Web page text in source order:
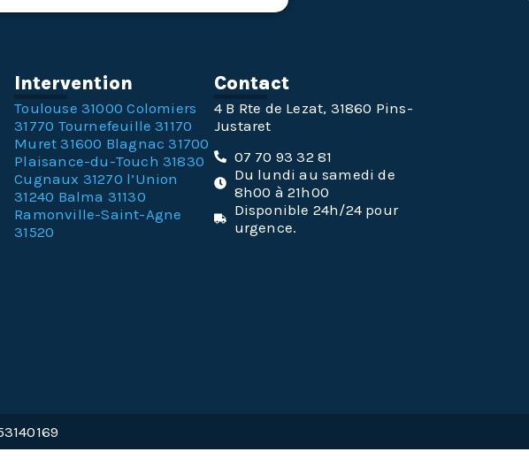
Intervention
Toulouse 31000 Colomiers
31770 Tournefeuille 31170
Muret 31600 Blagnac 31700
Plaisance-du-Touch 31830
Cugnaux 31270 l’Union
31240 Balma 31130
Ramonville-Saint-Agne
31520
Contact
4 B Rte de Lezat, 31860 Pins-
Justaret
07 70 93 32 81
Du lundi au samedi de
8h00 à 21h00
Disponible 24h/24 pour
urgence.